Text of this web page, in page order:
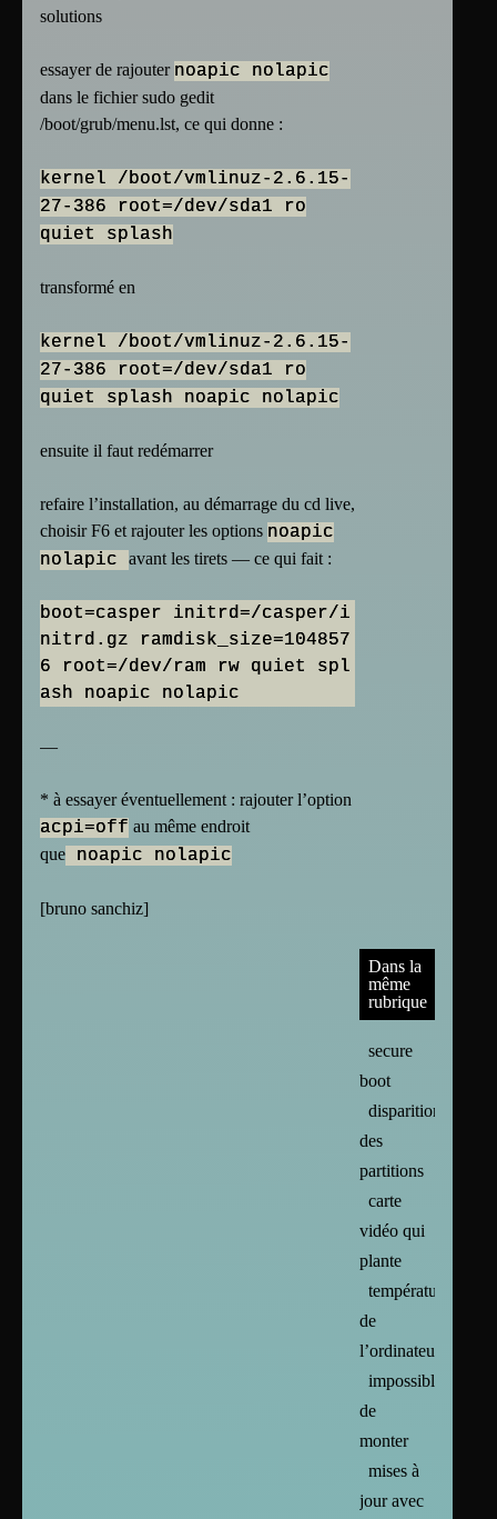
solutions
essayer de rajouter noapic nolapic
dans le fichier sudo gedit
/boot/grub/menu.lst, ce qui donne :
kernel /boot/vmlinuz-2.6.15-
27-386 root=/dev/sda1 ro
quiet splash
transformé en
kernel /boot/vmlinuz-2.6.15-
27-386 root=/dev/sda1 ro
quiet splash noapic nolapic
ensuite il faut redémarrer
refaire l’installation, au démarrage du cd live,
choisir F6 et rajouter les options noapic
nolapic avant les tirets — ce qui fait :
boot=casper initrd=/casper/i
nitrd.gz ramdisk_size=104857
6 root=/dev/ram rw quiet spl
ash noapic nolapic
—
* à essayer éventuellement : rajouter l’option
acpi=off au même endroit
que noapic nolapic
[bruno sanchiz]
Dans la
même
rubrique
secure
boot
disparition
des
partitions
carte
vidéo qui
plante
températures
de
l’ordinateur
impossible
de
monter
mises à
jour avec